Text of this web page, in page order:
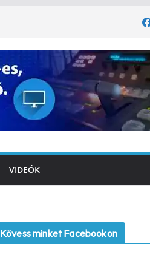
VIDEÓK
Kövess minket Facebookon